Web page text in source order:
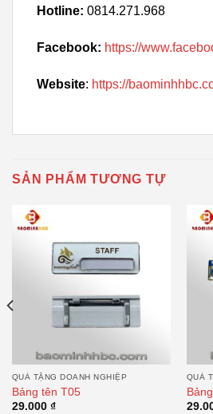
Hotline: 0814.271.968
Facebook: https://
Website: https://
SẢN PHẨM TƯƠNG TỰ
QUÀ TẶNG DOANH NGHIỆP
Bảng tên T05
29.000 ₫
QUÀ